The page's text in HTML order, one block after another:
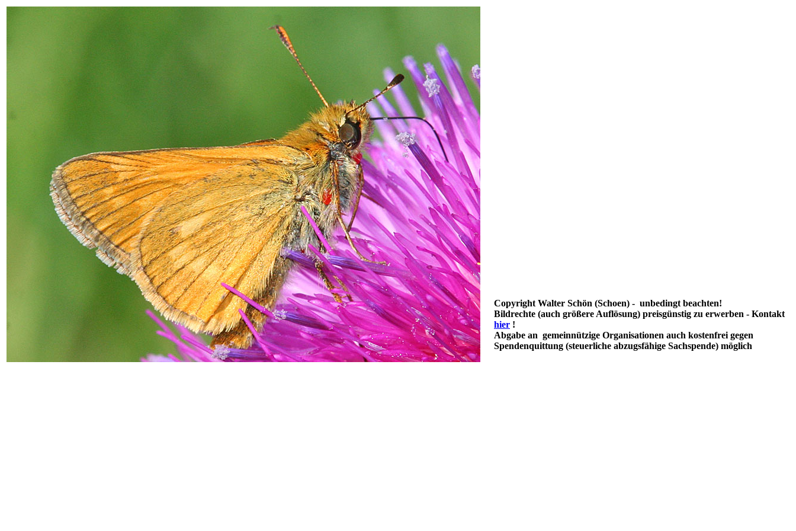
Copyright Walter Schön (Schoen) - unbedingt beachten!
Bildrechte (auch größere Auflösung) preisgünstig zu erwerben - Kontakt
hier !
Abgabe an gemeinnützige Organisationen auch kostenfrei gegen
Spendenquittung (steuerliche abzugsfähige Sachspende) möglich